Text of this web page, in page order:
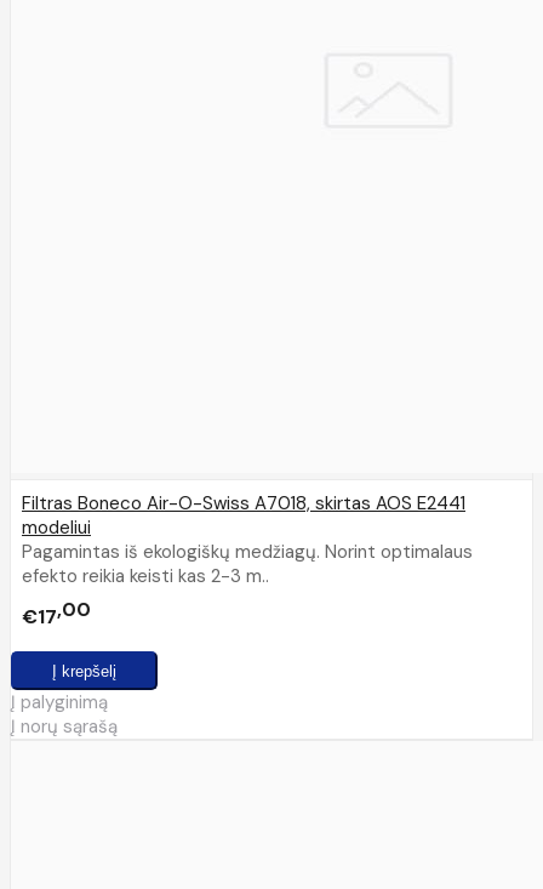
Filtras Boneco Air-O-Swiss A7018, skirtas AOS E2441
modeliui
Pagamintas iš ekologiškų medžiagų. Norint optimalaus
efekto reikia keisti kas 2-3 m..
€17 00
Į palyginimą
Į norų sąrašą